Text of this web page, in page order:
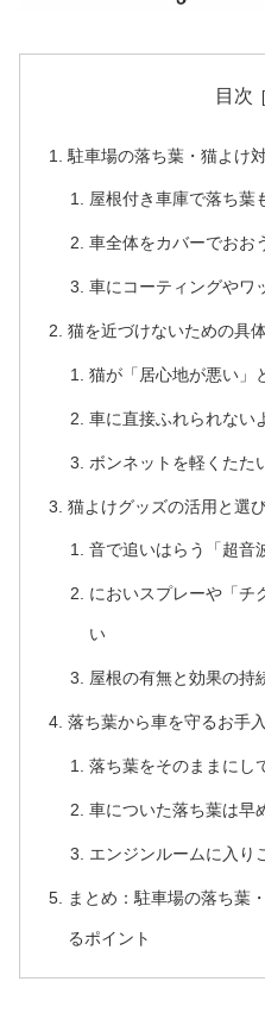
目次
駐車場の落ち葉・猫よけ
屋根付き車庫で落ち葉
車全体をカバーでおお
車にコーティングやワ
猫を近づけないための具
猫が「居心地が悪い」
車に直接ふれられない
ボンネットを軽くたた
猫よけグッズの活用と選
音で追いはらう「超音
においスプレーや「チ
い
屋根の有無と効果の持
落ち葉から車を守るお手
落ち葉をそのままにし
車についた落ち葉は早
エンジンルームに入り
まとめ：駐車場の落ち葉
るポイント